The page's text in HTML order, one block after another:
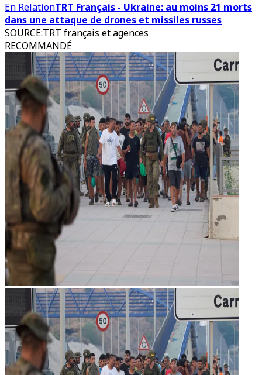
En RelationTRT Français - Ukraine: au moins 21 morts
dans une attaque de drones et missiles russes
SOURCE:TRT français et agences
RECOMMANDÉ